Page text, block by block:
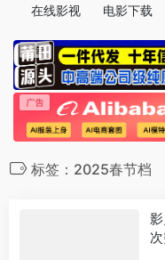
在线影视 电影下载
标签：2025春节档